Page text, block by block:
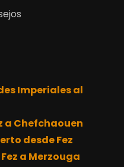
Imperiales al
a Chefchaouen
desde Fez
a Merzouga